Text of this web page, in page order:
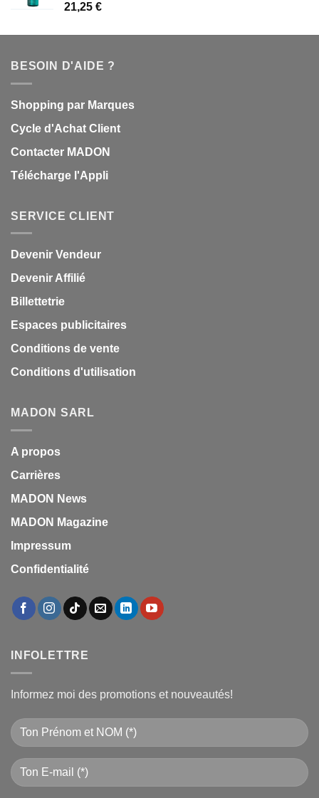
21,25 €
BESOIN D'AIDE ?
Shopping par Marques
Cycle d'Achat Client
Contacter MADON
Télécharge l'Appli
SERVICE CLIENT
Devenir Vendeur
Devenir Affilié
Billettetrie
Espaces publicitaires
Conditions de vente
Conditions d'utilisation
MADON SARL
A propos
Carrières
MADON News
MADON Magazine
Impressum
Confidentialité
INFOLETTRE
Informez moi des promotions et nouveautés!